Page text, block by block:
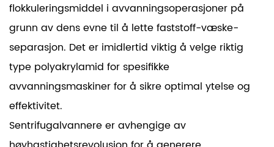
flokkuleringsmiddel i avvanningsoperasjoner på
grunn av dens evne til å lette faststoff-væske-
separasjon. Det er imidlertid viktig å velge riktig
type polyakrylamid for spesifikke
avvanningsmaskiner for å sikre optimal ytelse og
effektivitet.
Sentrifugalvannere er avhengige av